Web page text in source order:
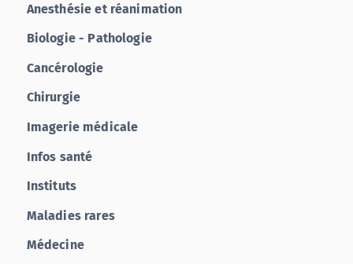
Anesthésie et réanimation
Biologie - Pathologie
Cancérologie
Chirurgie
Imagerie médicale
Infos santé
Instituts
Maladies rares
Médecine